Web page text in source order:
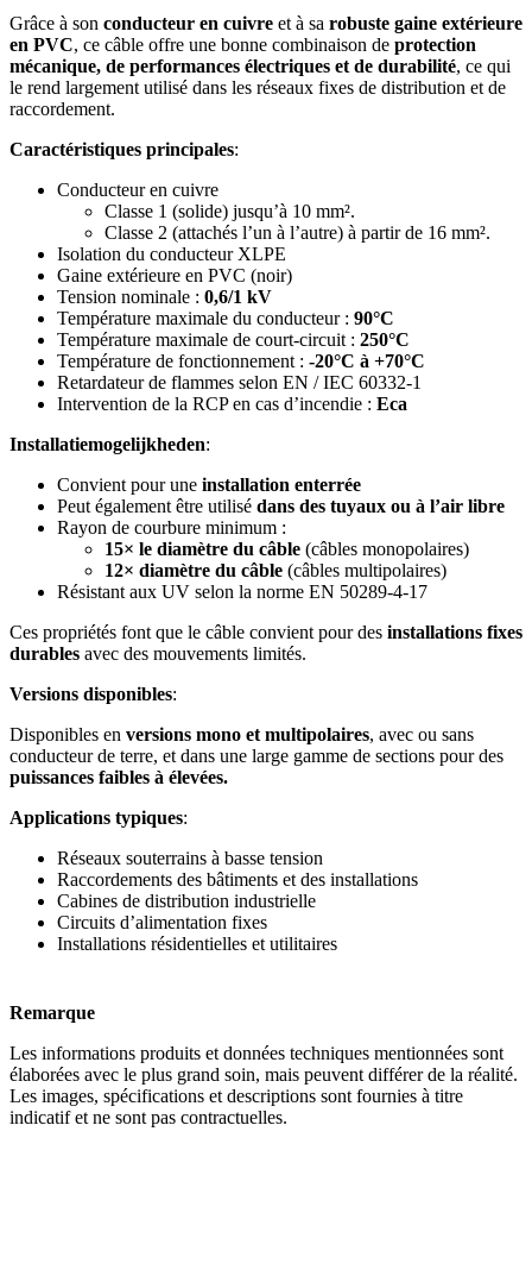
Grâce à son conducteur en cuivre et à sa robuste gaine extérieure
en PVC, ce câble offre une bonne combinaison de protection
mécanique, de performances électriques et de durabilité, ce qui
le rend largement utilisé dans les réseaux fixes de distribution et de
raccordement.
Caractéristiques principales:
Conducteur en cuivre
Classe 1 (solide) jusqu’à 10 mm².
Classe 2 (attachés l’un à l’autre) à partir de 16 mm².
Isolation du conducteur XLPE
Gaine extérieure en PVC (noir)
Tension nominale : 0,6/1 kV
Température maximale du conducteur : 90°C
Température maximale de court-circuit : 250°C
Température de fonctionnement : -20°C à +70°C
Retardateur de flammes selon EN / IEC 60332-1
Intervention de la RCP en cas d’incendie : Eca
Installatiemogelijkheden:
Convient pour une installation enterrée
Peut également être utilisé dans des tuyaux ou à l’air libre
Rayon de courbure minimum :
15× le diamètre du câble (câbles monopolaires)
12× diamètre du câble (câbles multipolaires)
Résistant aux UV selon la norme EN 50289-4-17
Ces propriétés font que le câble convient pour des installations fixes
durables avec des mouvements limités.
Versions disponibles:
Disponibles en versions mono et multipolaires, avec ou sans
conducteur de terre, et dans une large gamme de sections pour des
puissances faibles à élevées.
Applications typiques:
Réseaux souterrains à basse tension
Raccordements des bâtiments et des installations
Cabines de distribution industrielle
Circuits d’alimentation fixes
Installations résidentielles et utilitaires
Remarque
Les informations produits et données techniques mentionnées sont
élaborées avec le plus grand soin, mais peuvent différer de la réalité.
Les images, spécifications et descriptions sont fournies à titre
indicatif et ne sont pas contractuelles.